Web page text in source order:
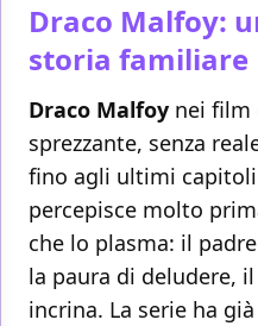
Draco Malfoy:
storia familiare
Draco Malfoy nei film
sprezzante, senza
fino agli ultimi
percepisce molto
che lo plasma: il padre
la paura di deludere,
incrina. La serie ha